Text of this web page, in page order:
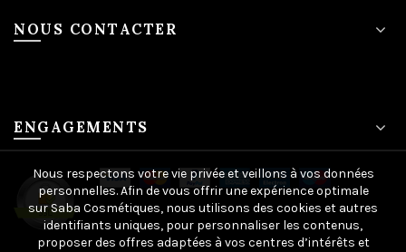
NOUS CONTACTER
ENGAGEMENTS
Nous respectons votre vie privée et veillons à vos données
personnelles. Afin de vous offrir une expérience optimale
sur Saba Cosmétiques, nous utilisons des cookies et autres
identifiants uniques, pour personnaliser les contenus,
proposer des offres adaptées à vos centres d’intérêts et